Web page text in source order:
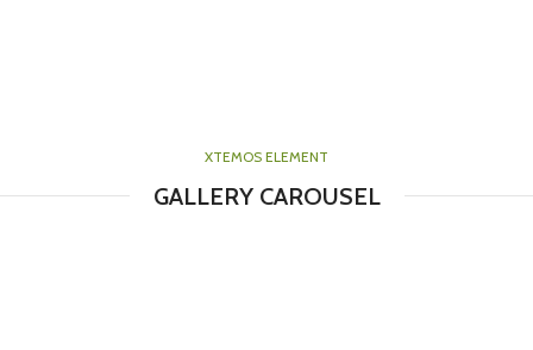
XTEMOS ELEMENT
GALLERY CAROUSEL